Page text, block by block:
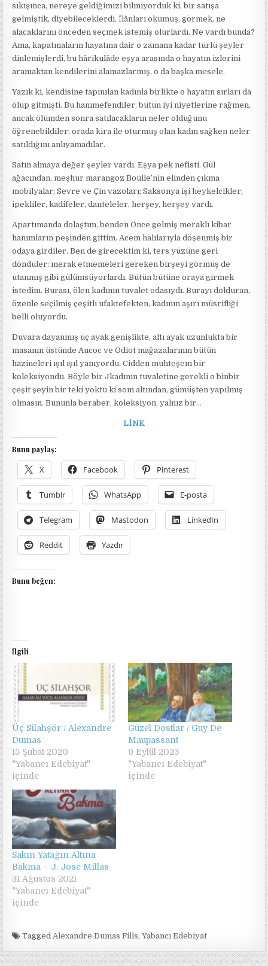
sıkışınca, nereye geldiğimizi bilmiyorduk ki, bir satışa
gelmiştik, diyebileceklerdi. İlânları okumuş, görmek, ne
alacaklarını önceden seçmek istemiş olurlardı. Ne vardı bunda?
Ama, kapatmaların hayatına dair o zamana kadar türlü şeyler
dinlemişlerdi, bu hârikulâde eşya arasında o hayatın izlerini
aramaktan kendilerini alamazlarmış, o da başka mesele.
Yazık ki, kendisine tapınılan kadınla birlikte o hayatın sırları da
ölüp gitmişti. Bu hanımefendiler, bütün iyi niyetlerine rağmen,
ancak ölümden sonra satılacakların neler olduğunu
öğrenebildiler; orada kira ile oturmuş olan kadın sağken neler
satıldığını anlıyamadılar.
Satın almaya değer şeyler vardı. Eşya pek nefisti. Gül
ağacından, meşhur marangoz Boulle’nin elinden çıkma
mobilyalar; Sevre ve Çin vazoları; Saksonya işi heykelcikler;
ipekliler, kadifeler, danteleler, herşey, herşey vardı.
Apartımanda dolaştım, benden Önce gelmiş meraklı kibar
hanımların peşinden gittim. Acem halılarıyla döşenmiş bir
odaya girdiler. Ben de girecektim ki, ters yüzüne geri
döndüler: merak etmemeleri gereken birşeyi görmüş de
utanmış gibi gülümsüyorlardı. Bütün bütüne oraya girmek
istedim. Burası, ölen kadının tuvalet odasıydı. Burayı dolduran,
özenle seçilmiş çeşitli ufaktefekten, kadının aşırı müsrifliği
belli oluyordu.
Duvara dayanmış üç ayak genişlikte, altı ayak uzunlukta bir
masanın üstünde Aucoc ve Odiot mağazalarının bütün
hazineleri ışıl ışıl yanıyordu. Cidden muhteşem bir
koleksiyondu. Böyle bir Jkadının tuvaletine gerekli o binbir
çeşit şeyin bir teki yoktu ki som altından, gümüşten yapılmış
olmasın. Bununla beraber, koleksiyon, yalnız bir…
LİNK
Bunu paylaş:
X Facebook Pinterest
Tumblr WhatsApp E-posta
Telegram Mastodon LinkedIn
Reddit Yazdır
Bunu beğen:
İlgili
Üç Silahşör / Alexandre
Dumas
15 Şubat 2020
"Yabancı Edebiyat"
içinde
Güzel Dostlar / Guy De
Maupassant
9 Eylül 2023
"Yabancı Edebiyat"
içinde
Sakın Yatağın Altına
Bakma – J. Jose Millas
31 Ağustos 2021
"Yabancı Edebiyat"
içinde
TaggedAlexandre Dumas Fills,Yabancı Edebiyat